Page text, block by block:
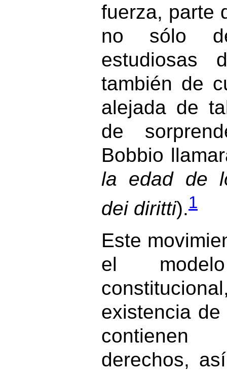
fuerza, parte
no sólo
estudiosas
también de
alejada de
de
Bobbio
la edad de
dei diritti).1
Este
el
existencia
derechos,